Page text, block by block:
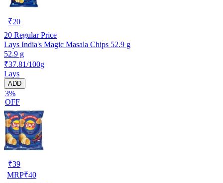
₹20
20 Regular Price
Lays India's Magic Masala Chips 52.9 g
52.9 g
₹37.81/100g
Lays
ADD
3%
OFF
₹39
MRP₹40